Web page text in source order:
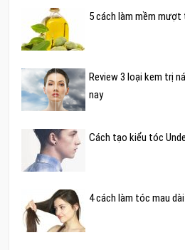
5 cách làm mềm
Review 3 loại kem trị
nay
Cách tạo kiểu tóc
4 cách làm tóc mau